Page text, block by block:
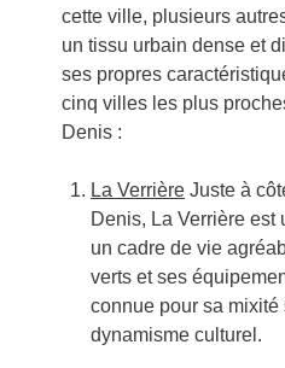
cette ville, plusieurs
un tissu urbain dense et
ses propres
cinq villes les plus
Denis :
La VerrièreJuste à
Denis, La Verrière est
un cadre de vie
verts et ses
connue pour sa mixité
dynamisme culturel.